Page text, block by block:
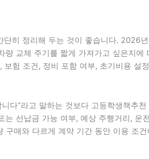
히 정리해 두는 것이 좋습니다. 2026
량 교체 주기를 짧게 가져가고 싶은지
험 조건, 정비 포함 여부, 초기비용 설
다”라고 말하는 것보다 고등학생책
는 선납금 가능 여부, 예상 주행거리,
매와 다르게 계약 기간 동안 이용 조